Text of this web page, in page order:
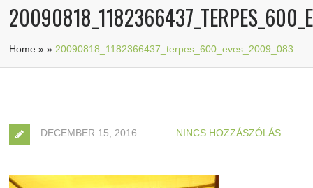
Home »» 20090818_1182366437_terpes_600_eves_2009_083
DECEMBER 15, 2016 NINCS HOZZÁSZÓLÁS